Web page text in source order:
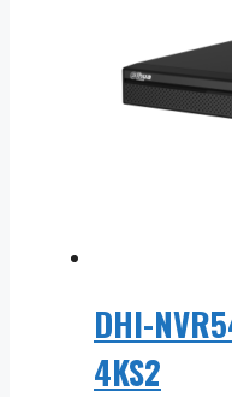
DHI-
4KS2